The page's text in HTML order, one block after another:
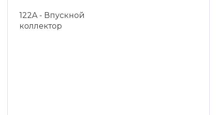
122A - Впускной
коллектор